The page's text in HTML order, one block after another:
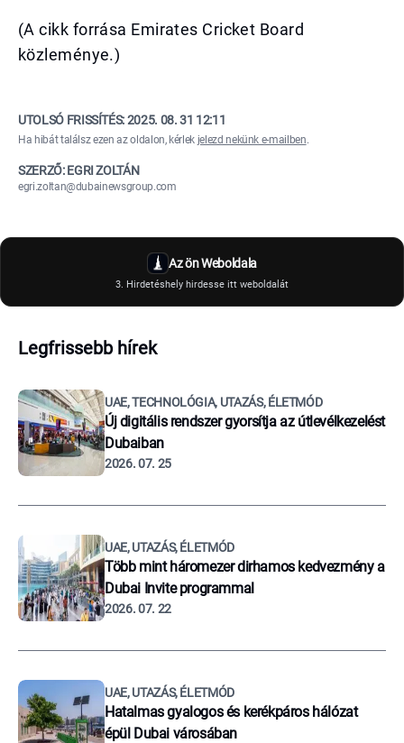
(A cikk forrása Emirates Cricket Board
közleménye.)
UTOLSÓ FRISSÍTÉS:2025. 08. 31 12:11
Ha hibát találsz ezen az oldalon, kérlek jelezd nekünk e-mailben.
SZERZŐ: EGRI ZOLTÁN
egri.zoltan@dubainewsgroup.com
Az ön Weboldala
3. Hirdetéshely hirdesse itt weboldalát
Legfrissebb hírek
UAE, TECHNOLÓGIA, UTAZÁS, ÉLETMÓD
Új digitális rendszer gyorsítja az útlevélkezelést
Dubaiban
2026. 07. 25
UAE, UTAZÁS, ÉLETMÓD
Több mint háromezer dirhamos kedvezmény a
Dubai Invite programmal
2026. 07. 22
UAE, UTAZÁS, ÉLETMÓD
Hatalmas gyalogos és kerékpáros hálózat
épül Dubai városában